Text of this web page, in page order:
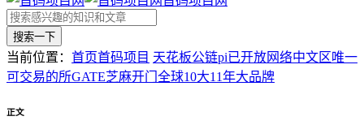
搜索一下
当前位置： 首页首码项目 天花板公链pi已开放网络中文区唯一
可交易的所GATE芝麻开门全球10大11年大品牌
正文